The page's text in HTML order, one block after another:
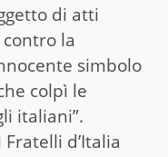
di atti
la
simbolo
colpì le
italiani”.
d’Italia